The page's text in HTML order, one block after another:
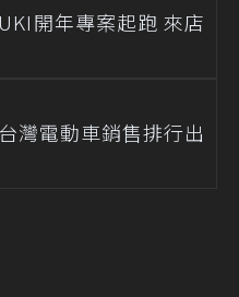
開年專案起跑 來店
灣電動車銷售排行出